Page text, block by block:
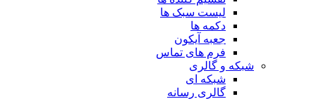
لیست سبک ها
دکمه ها
جعبه آیکون
فرم های تماس
شبکه و گالری
شبکه ای
گالری رسانه